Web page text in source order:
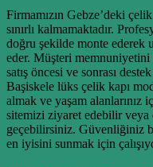
Firmamızın Gebze’deki
sınırlı kalmamaktadır.
doğru şekilde monte ederek
eder. Müşteri memnuniyetini
satış öncesi ve sonrası
Başiskele lüks çelik kapı
almak ve yaşam
sitemizi ziyaret edebilir
geçebilirsiniz. Güvenliğiniz
en iyisini sunmak için